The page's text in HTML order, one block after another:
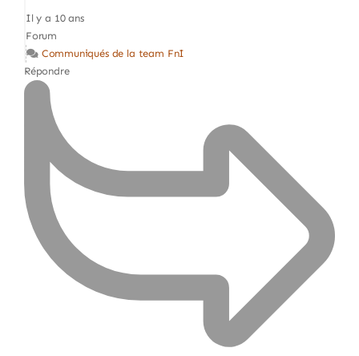
Il y a 10 ans
Forum
Communiqués de la team FnI
Répondre